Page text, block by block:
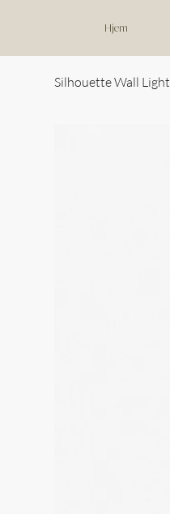
Hjem
Silhouette Wall Light